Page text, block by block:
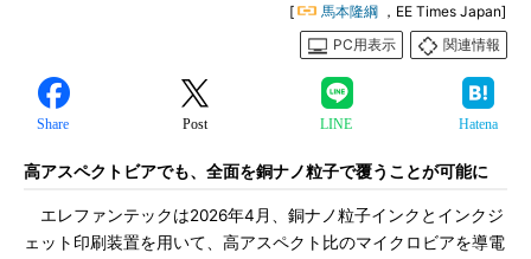
[ 馬本隆綱 ，EE Times Japan]
PC用表示
関連情報
Share Post LINE Hatena
高アスペクトビアでも、全面を銅ナノ粒子で覆うことが可能に
エレファンテックは2026年4月、銅ナノ粒子インクとインクジ
ェット印刷装置を用いて、高アスペクト比のマイクロビアを導電